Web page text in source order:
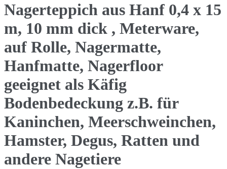
Nagerteppich aus Hanf 0,4 x 15
m, 10 mm dick , Meterware,
auf Rolle, Nagermatte,
Hanfmatte, Nagerfloor
geeignet als Käfig
Bodenbedeckung z.B. für
Kaninchen, Meerschweinchen,
Hamster, Degus, Ratten und
andere Nagetiere